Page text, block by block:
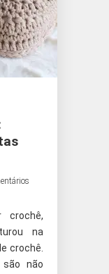
crochê,
na
crochê.
são não